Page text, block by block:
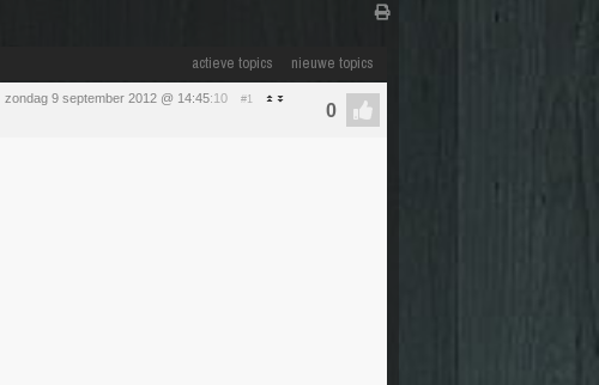
actieve topics nieuwe topics
zondag 9 september 2012 @ 14:45:10 #1